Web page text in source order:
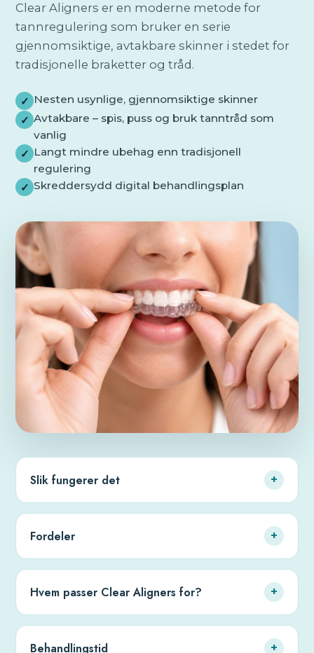
Clear Aligners er en moderne metode for
tannregulering som bruker en serie
gjennomsiktige, avtakbare skinner i stedet for
tradisjonelle braketter og tråd.
✓ Nesten usynlige, gjennomsiktige skinner
✓ Avtakbare – spis, puss og bruk tanntråd som
vanlig
✓ Langt mindre ubehag enn tradisjonell
regulering
✓ Skreddersydd digital behandlingsplan
Slik fungerer det +
Fordeler +
Hvem passer Clear Aligners for? +
Behandlingstid +